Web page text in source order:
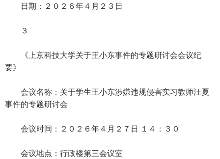
日期：２０２６年４月２３日
３
《上京科技大学关于王小东事件的专题研讨会会议纪
要》
会议名称：关于学生王小东涉嫌违规侵害实习教师汪夏
事件的专题研讨会
会议时间：２０２６年４月２７日 １４：３０
会议地点：行政楼第三会议室